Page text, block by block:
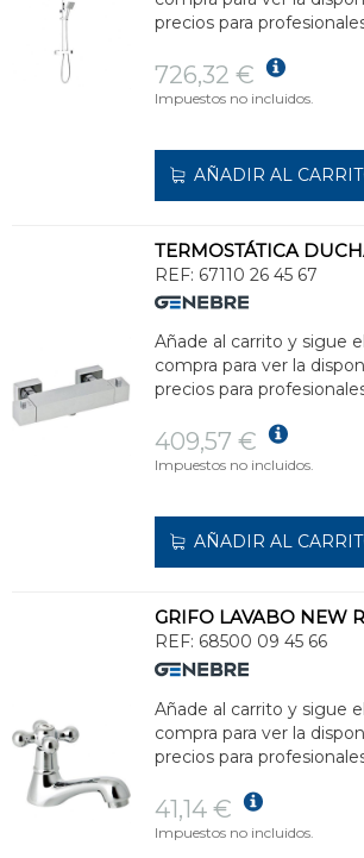
precios para
726,32 €
Impuestos no incluidos.
AÑADIR AL
REF: 67110 26 45 67
Añade al carrito y sigue
compra para ver la
precios para
409,57 €
Impuestos no incluidos.
AÑADIR AL
GRIFO LAVABO NEW
REF: 68500 09 45 66
Añade al carrito y sigue
compra para ver la
precios para
41,14 €
Impuestos no incluidos.